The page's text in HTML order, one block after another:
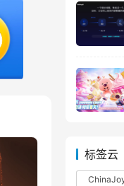
标签云